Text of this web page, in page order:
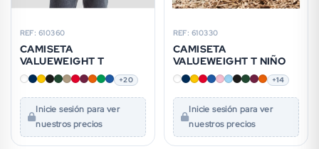
REF: 610360
CAMISETA
VALUEWEIGHT T
+20
Inicie sesión para ver
nuestros precios
REF: 610330
CAMISETA
VALUEWEIGHT T NIÑO
+14
Inicie sesión para ver
nuestros precios